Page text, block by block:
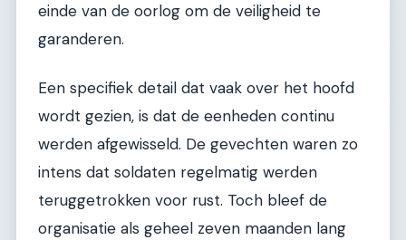
einde van de oorlog om de veiligheid te
garanderen.
Een specifiek detail dat vaak over het hoofd
wordt gezien, is dat de eenheden continu
werden afgewisseld. De gevechten waren zo
intens dat soldaten regelmatig werden
teruggetrokken voor rust. Toch bleef de
organisatie als geheel zeven maanden lang